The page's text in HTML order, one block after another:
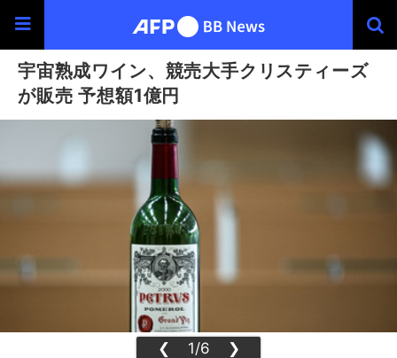
宇宙熟成ワイン、競売大手クリスティーズ
が販売 予想額1億円
❮ 1/6 ❯